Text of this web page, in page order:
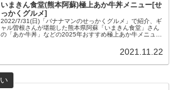
いまきん食堂(熊本阿蘇)極上あか牛丼メニュー[せ
っかくグルメ]
2022/7/31(日)「バナナマンのせっかくグルメ」で紹介、ギ
ャル曽根さんが堪能した熊本県阿蘇「いまきん食堂」さん
の「あか牛丼」などの2025年おすすめ極上あか牛メニュー
2021.11.22